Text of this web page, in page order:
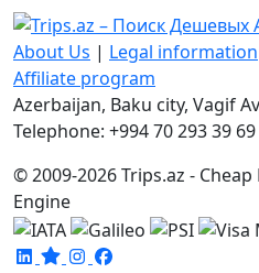
About Us | Legal information
Affiliate program
Azerbaijan, Baku city, Vagif
Telephone: +994 70 293 39 69
© 2009-2026 Trips.az -
Engine